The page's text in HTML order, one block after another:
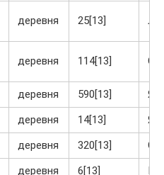
деревня 25[13]
деревня 114[13]
деревня 590[13]
деревня 14[13]
деревня 320[13]
деревня 6[13]